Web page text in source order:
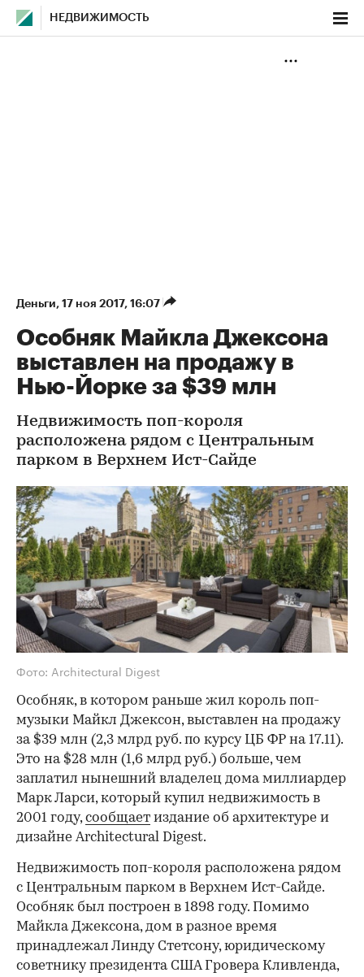
НЕДВИЖИМОСТЬ
Деньги⁠, 17 ноя 2017, 16:07
Особняк Майкла Джексона
выставлен на продажу в
Нью-Йорке за $39 млн
Недвижимость поп-короля
расположена рядом с Центральным
парком в Верхнем Ист-Сайде
Фото: Architectural Digest
Особняк, в котором раньше жил король поп-
музыки Майкл Джексон, выставлен на продажу
за $39 млн (2,3 млрд руб. по курсу ЦБ ФР на 17.11).
Это на $28 млн (1,6 млрд руб.) больше, чем
заплатил нынешний владелец дома миллиардер
Марк Ларси, который купил недвижимость в
2001 году,сообщает издание об архитектуре и
дизайне Architectural Digest.
Недвижимость поп-короля расположена рядом
с Центральным парком в Верхнем Ист-Сайде.
Особняк был построен в 1898 году. Помимо
Майкла Джексона, дом в разное время
принадлежал Линду Стетсону, юридическому
советнику президента США Гровера Кливленда,